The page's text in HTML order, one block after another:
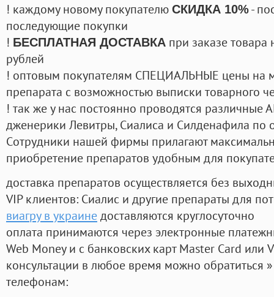
! каждому новому покупателю СКИДКА 10%-
последующие покупки
! БЕСПЛАТНАЯ ДОСТАВКА при заказе
рублей
! оптовым покупателям СПЕЦИАЛЬНЫЕ цены на
препарата с возможностью выписки товарного
! так же у нас постоянно проводятся
дженерики Левитры, Сиалиса и Силденафила по
Cотрудники нашей фирмы прилагают
приобретение препаратов удобным для
доставка препаратов осуществляется без
VIP клиентов: Сиалис и другие препараты для
виагру в украинедоставляются круглосуточно
оплата принимаются через электронные
Web Money и с банковских карт Master Card или
консультации в любое время можно обратиться
телефонам: